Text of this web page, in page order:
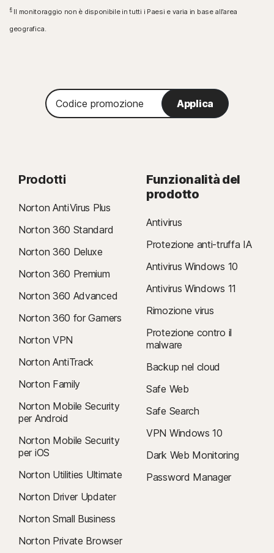
§Il monitoraggio non è disponibile in tutti i Paesi e varia in base all’area
geografica.
Codice
promozione
Applica
Prodotti
Norton AntiVirus Plus
Norton 360 Standard
Norton 360 Deluxe
Norton 360 Premium
Norton 360 Advanced
Norton 360 for Gamers
Norton VPN
Norton AntiTrack
Norton Family
Norton Mobile Security
per Android
Norton Mobile Security
per iOS
Norton Utilities Ultimate
Norton Driver Updater
Norton Small Business
Norton Private Browser
Funzionalità del
prodotto
Antivirus
Protezione anti-truffa IA
Antivirus Windows 10
Antivirus Windows 11
Rimozione virus
Protezione contro il
malware
Backup nel cloud
Safe Web
Safe Search
VPN Windows 10
Dark Web Monitoring
Password Manager